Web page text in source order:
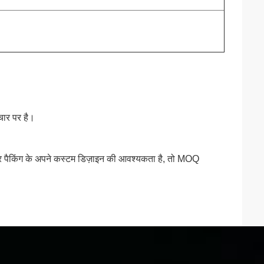
पर है।
के अपने कस्टम डिज़ाइन की आवश्यकता है, तो MOQ